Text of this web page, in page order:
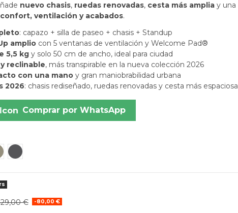
nuevo chasis, ruedas renovadas, cesta más ampliay una
ventilación y acabados.
: capazo + silla de paseo + chasis + Standup
ampliocon 5 ventanas de ventilación y Welcome Pad®
5,5 kgy solo 50 cm de ancho, ideal para ciudad
reclinable, más transpirable en la nueva colección 2026
con una manoy gran maniobrabilidad urbana
2026: chasis rediseñado, ruedas renovadas y cesta más espaciosa
Comprar por WhatsApp
Hangar Beige
Garaje Grey
€ -80,00 €